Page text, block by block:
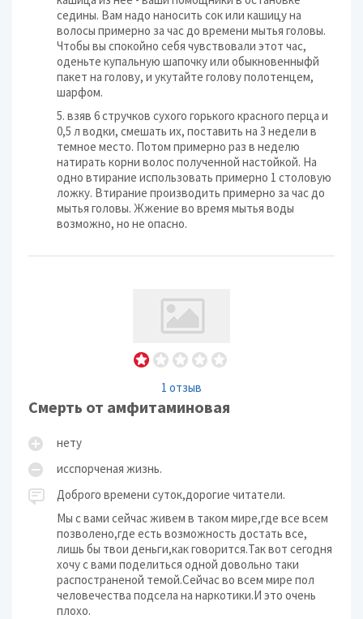
седины. Вам надо наносить сок или кашицу на
волосы примерно за час до времени мытья головы.
Чтобы вы спокойно себя чувствовали этот час,
оденьте купальную шапочку или обыкновенныфй
пакет на голову, и укутайте голову полотенцем,
шарфом.
5. взяв 6 стручков сухого горького красного перца и
0,5 л водки, смешать их, поставить на 3 недели в
темное место. Потом примерно раз в неделю
натирать корни волос полученной настойкой. На
одно втирание использовать примерно 1 столовую
ложку. Втирание производить примерно за час до
мытья головы. Жжение во время мытья воды
возможно, но не опасно.
1 отзыв
Смерть от амфитаминовая
нету
исспорченая жизнь.
Доброго времени суток,дорогие читатели.
Мы с вами сейчас живем в таком мире,где все всем
позволено,где есть возможность достать все,
лишь бы твои деньги,как говорится.Так вот сегодня
хочу с вами поделиться одной довольно таки
распостраненой темой.Сейчас во всем мире пол
человечества подсела на наркотики.И это очень
плохо.